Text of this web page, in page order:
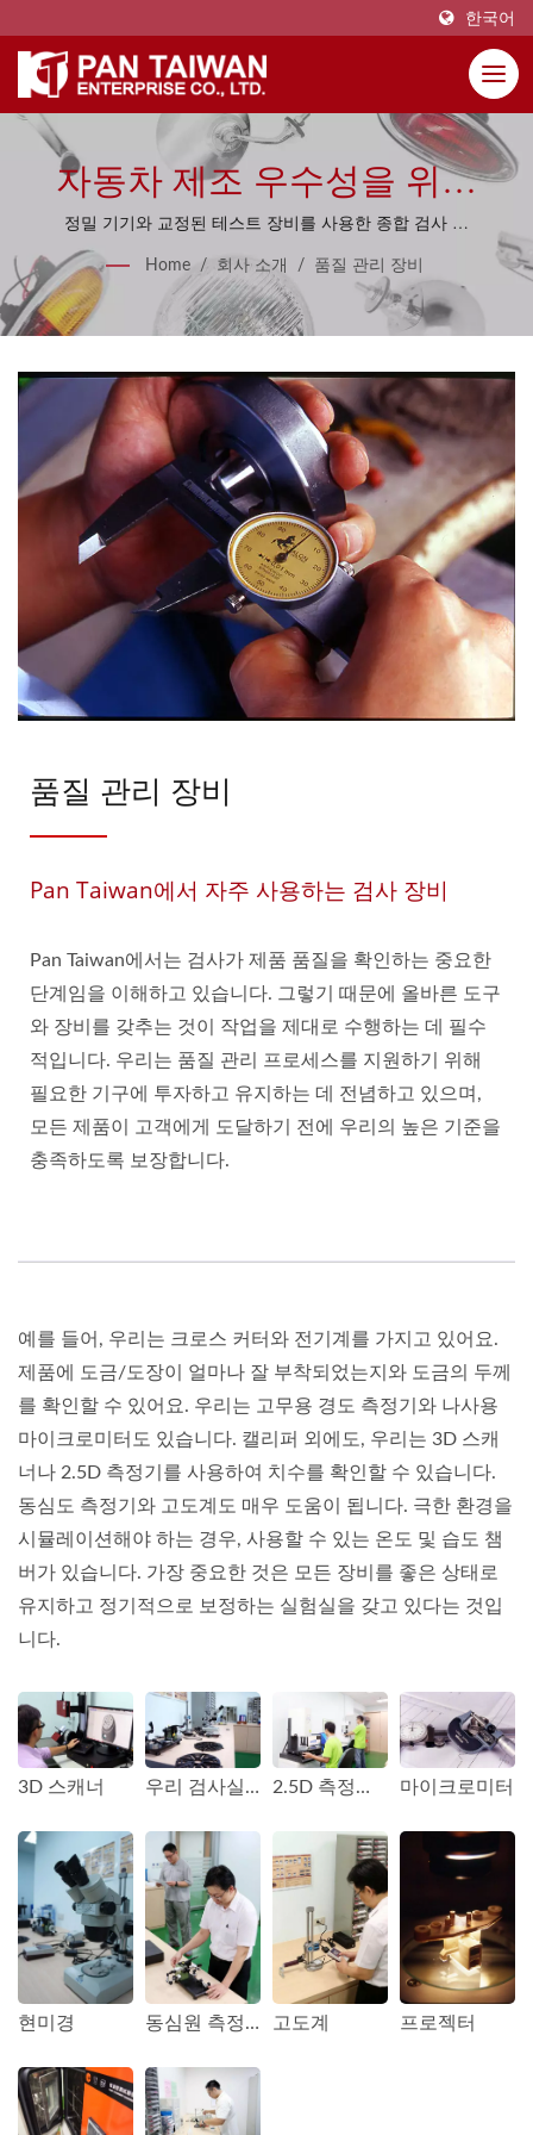
한국어
자동차 제조 우수성을 위한
고급 품질 관리 장비
정밀 기기와 교정된 테스트 장비를 사용한 종합 검사 솔
루션으로 제품 품질과 치수 정확성을 검증합니다.
Home / 회사 소개 / 품질 관리 장비
품질 관리 장비
Pan Taiwan에서 자주 사용하는 검사 장비
Pan Taiwan에서는 검사가 제품 품질을 확인하는 중요한
단계임을 이해하고 있습니다. 그렇기 때문에 올바른 도구
와 장비를 갖추는 것이 작업을 제대로 수행하는 데 필수
적입니다. 우리는 품질 관리 프로세스를 지원하기 위해
필요한 기구에 투자하고 유지하는 데 전념하고 있으며,
모든 제품이 고객에게 도달하기 전에 우리의 높은 기준을
충족하도록 보장합니다.
예를 들어, 우리는 크로스 커터와 전기계를 가지고 있어요.
제품에 도금/도장이 얼마나 잘 부착되었는지와 도금의 두께
를 확인할 수 있어요. 우리는 고무용 경도 측정기와 나사용
마이크로미터도 있습니다. 캘리퍼 외에도, 우리는 3D 스캐
너나 2.5D 측정기를 사용하여 치수를 확인할 수 있습니다.
동심도 측정기와 고도계도 매우 도움이 됩니다. 극한 환경을
시뮬레이션해야 하는 경우, 사용할 수 있는 온도 및 습도 챔
버가 있습니다. 가장 중요한 것은 모든 장비를 좋은 상태로
유지하고 정기적으로 보정하는 실험실을 갖고 있다는 것입
니다.
3D 스캐너 우리 검사실의 한 코너 2.5D 측정기 및 경도 시험기 마이크로미터
현미경 동심원 측정기 고도계 프로젝터